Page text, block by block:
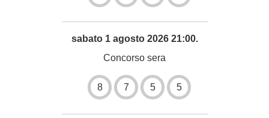
sabato 1 agosto 2026 21:00.
Concorso sera
8 7 5 5